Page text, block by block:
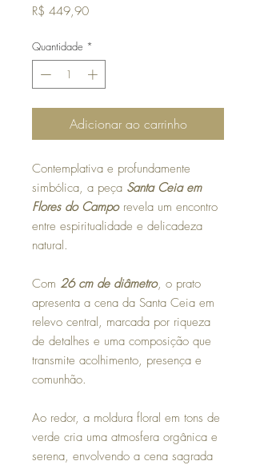
R$ 449,90Preço
Quantidade *
Adicionar ao carrinho
Contemplativa e profundamente
simbólica, a peça Santa Ceia em
Flores do Camporevela um encontro
entre espiritualidade e delicadeza
natural.
Com 26 cm de diâmetro, o prato
apresenta a cena da Santa Ceia em
relevo central, marcada por riqueza
de detalhes e uma composição que
transmite acolhimento, presença e
comunhão.
Ao redor, a moldura floral em tons de
verde cria uma atmosfera orgânica e
serena, envolvendo a cena sagrada